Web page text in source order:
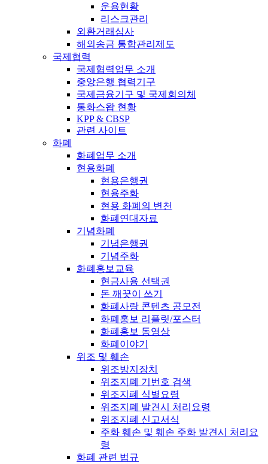
운용현황
리스크관리
외환거래심사
해외송금 통합관리제도
국제협력
국제협력업무 소개
중앙은행 협력기구
국제금융기구 및 국제회의체
통화스왑 현황
KPP & CBSP
관련 사이트
화폐
화폐업무 소개
현용화폐
현용은행권
현용주화
현용 화폐의 변천
화폐연대자료
기념화폐
기념은행권
기념주화
화폐홍보교육
현금사용 선택권
돈 깨끗이 쓰기
화폐사랑 콘텐츠 공모전
화폐홍보 리플릿/포스터
화폐홍보 동영상
화폐이야기
위조 및 훼손
위조방지장치
위조지폐 기번호 검색
위조지폐 식별요령
위조지폐 발견시 처리요령
위조지폐 신고서식
주화 훼손 및 훼손 주화 발견시 처리요
령
화폐 관련 법규